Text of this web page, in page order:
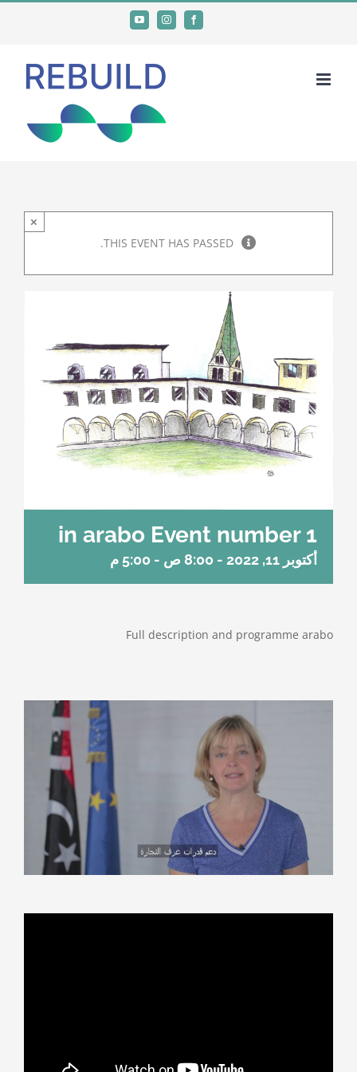
Facebook
Instagram
YouTube
THIS EVENT HAS PASSED.
×
in arabo Event number 1
أكتوبر 11, 2022 - 8:00 ص - 5:00 م
Full description and programme arabo